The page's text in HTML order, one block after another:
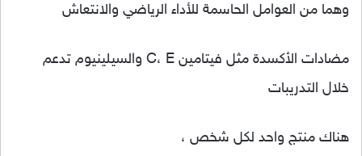
وهما من العوامل الحاسمة للأداء الرياضي والانتعاش
مضادات الأكسدة مثل فيتامين C، E والسيلينيوم تدعم
خلال التدريبات
هناك منتج واحد لكل شخص ،